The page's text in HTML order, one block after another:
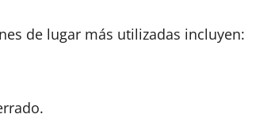
de lugar más utilizadas incluyen: